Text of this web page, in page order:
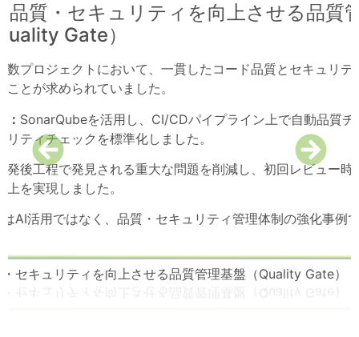
質・セキュリティを向上させる品質
Gate）
数プロジェクトにおいて、一貫したコード品質とセキュリテ
ことが求められていました。
： SonarQubeを活用し、CI/CDパイプライン上で自動品質チ
リティチェックを標準化しました。
発後工程で発見される重大な問題を削減し、初回レビュー時
上を実現しました。
AI活用ではなく、品質・セキュリティ管理体制の強化事例
セキュリティを向上させる品質管理基盤（Quality Gate）